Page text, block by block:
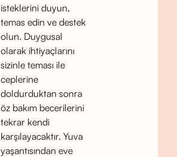
isteklerini duyun,
temas edin ve destek
olun. Duygusal
olarak ihtiyaçlarını
sizinle teması ile
ceplerine
doldurduktan sonra
öz bakım becerilerini
tekrar kendi
karşılayacaktır. Yuva
yaşantısından eve